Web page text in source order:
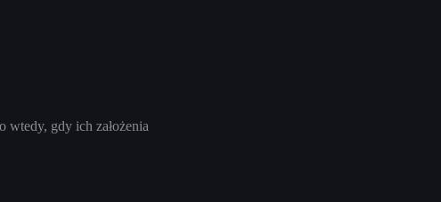
wtedy, gdy ich założenia